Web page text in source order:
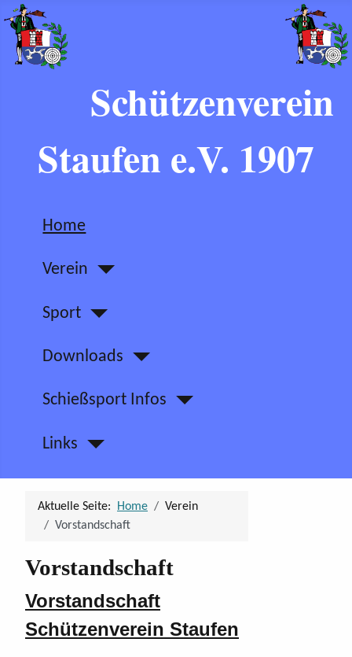
Schützenverein
Staufen e.V. 1907
Home
Verein
Sport
Downloads
Schießsport Infos
Links
Aktuelle Seite: Home
Verein
Vorstandschaft
Vorstandschaft
Vorstandschaft
Schützenverein Staufen